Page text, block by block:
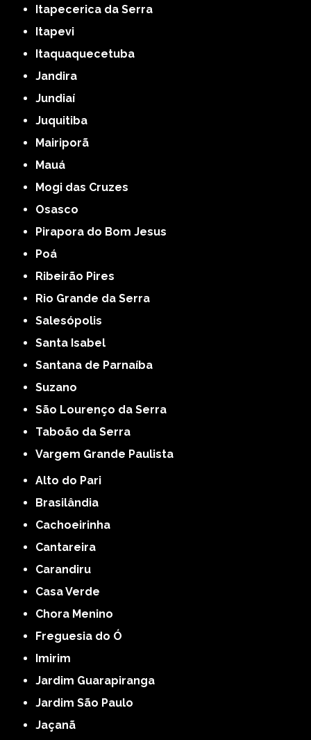
Itapecerica da Serra
Itapevi
Itaquaquecetuba
Jandira
Jundiaí
Juquitiba
Mairiporã
Mauá
Mogi das Cruzes
Osasco
Pirapora do Bom Jesus
Poá
Ribeirão Pires
Rio Grande da Serra
Salesópolis
Santa Isabel
Santana de Parnaíba
Suzano
São Lourenço da Serra
Taboão da Serra
Vargem Grande Paulista
Alto do Pari
Brasilândia
Cachoeirinha
Cantareira
Carandiru
Casa Verde
Chora Menino
Freguesia do Ó
Imirim
Jardim Guarapiranga
Jardim São Paulo
Jaçanã